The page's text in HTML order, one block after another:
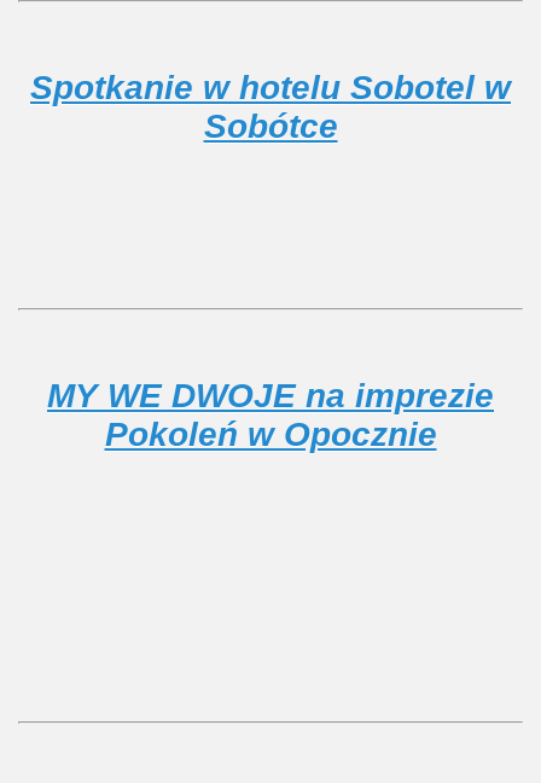
Spotkanie w hotelu Sobotel w
Sobótce
MY WE DWOJE na imprezie
Pokoleń w Opocznie